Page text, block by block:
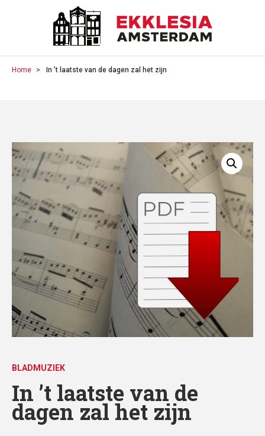
Home In ’t laatste van de dagen zal het zijn
BLADMUZIEK
In ’t laatste van de
dagen zal het zijn